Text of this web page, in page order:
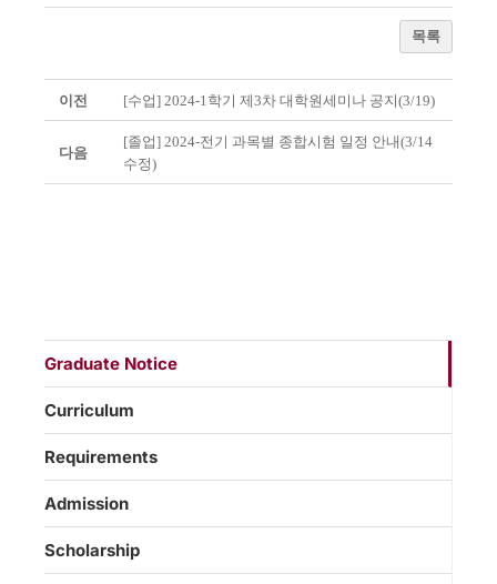
목록
이전 [수업] 2024-1학기 제3차 대학원세미나 공지(3/19)
다음
[졸업] 2024-전기 과목별 종합시험 일정 안내(3/14
수정)
Graduate Notice
Curriculum
Requirements
Admission
Scholarship